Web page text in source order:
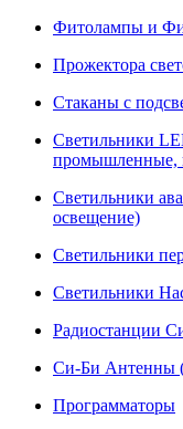
Фитолампы и
Прожектора
Стаканы с
Светильники
промышленные,
Светильники
освещение)
Светильники
Светильники
Радиостанции
Си-Би Антенны
Программаторы